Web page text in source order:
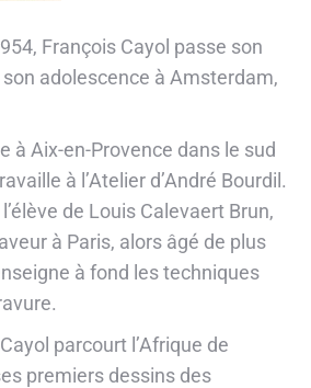
François Cayol passe son
adolescence à Amsterdam,
à Aix-en-Provence dans le sud
à l’Atelier d’André Bourdil.
de Louis Calevaert Brun,
à Paris, alors âgé de plus
à fond les techniques
parcourt l’Afrique de
premiers dessins des